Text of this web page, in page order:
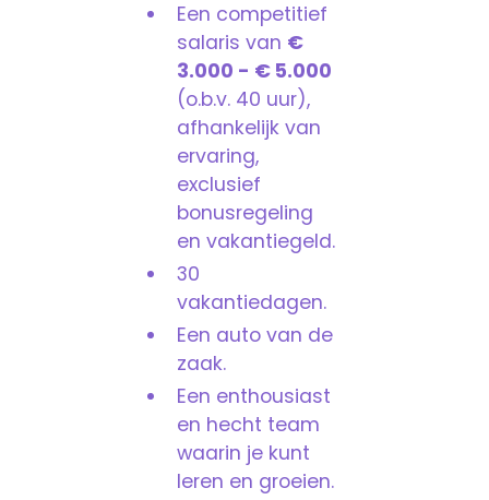
Een competitief
salaris van €
3.000 - € 5.000
(o.b.v. 40 uur),
afhankelijk van
ervaring,
exclusief
bonusregeling
en vakantiegeld.
30
vakantiedagen.
Een auto van de
zaak.
Een enthousiast
en hecht team
waarin je kunt
leren en groeien.